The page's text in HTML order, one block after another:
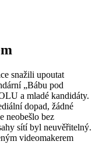
snažili upoutat
„Bábu pod
a mladé kandidáty.
dopad, žádné
neobešlo bez
sítí byl neuvěřitelný.
videomakerem